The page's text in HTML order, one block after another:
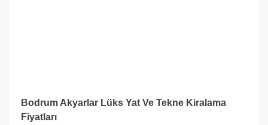
Bodrum Akyarlar Lüks Yat Ve Tekne Kiralama
Fiyatları